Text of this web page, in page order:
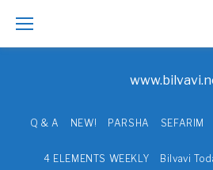
Skip
to
Q & A NEW! PARSHA SEFARIM
4 ELEMENTS WEEKLY Bilvavi